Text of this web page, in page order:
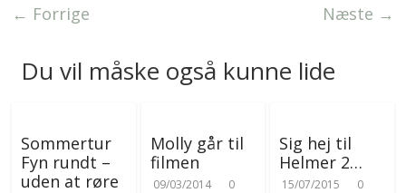
r← Forrige Næste →
Du vil måske også kunne lide
Sommertur
Fyn rundt –
uden at røre
Molly går til
filmen
09/03/2014 0
Sig hej til
Helmer 2…
15/07/2015 0